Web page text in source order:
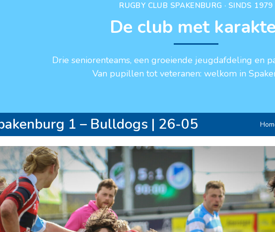
RUGBY CLUB SPAKENBURG · SINDS 1979
De club met
Drie seniorenteams, een groeiende jeugdafdeling en
Van pupillen tot veteranen: welkom in
1 – Bulldogs | 26-05